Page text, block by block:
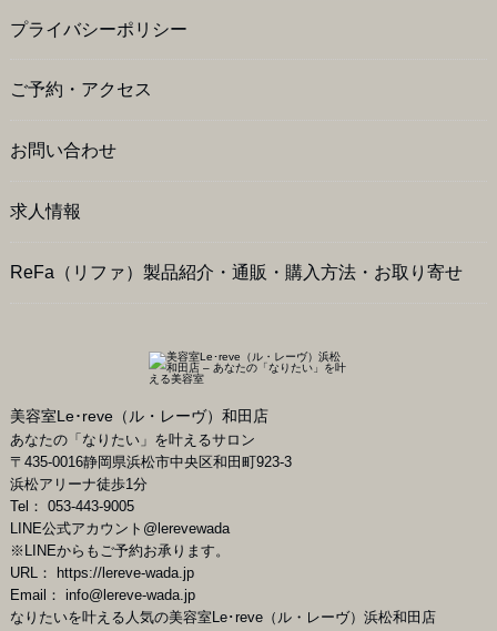
プライバシーポリシー
ご予約・アクセス
お問い合わせ
求人情報
ReFa（リファ）製品紹介・通販・購入方法・お取り寄せ
美容室Le･reve（ル・レーヴ）和田店
あなたの「なりたい」を叶えるサロン
〒 435-0016静岡県浜松市中央区和田町923-3
浜松アリーナ徒歩1分
Tel： 053-443-9005
LINE公式アカウント @lerevewada
※LINEからもご予約お承ります。
URL：
https://lereve-wada.jp
Email： info@lereve-wada.jp
なりたいを叶える人気の美容室Le･reve（ル・レーヴ）浜松和田店